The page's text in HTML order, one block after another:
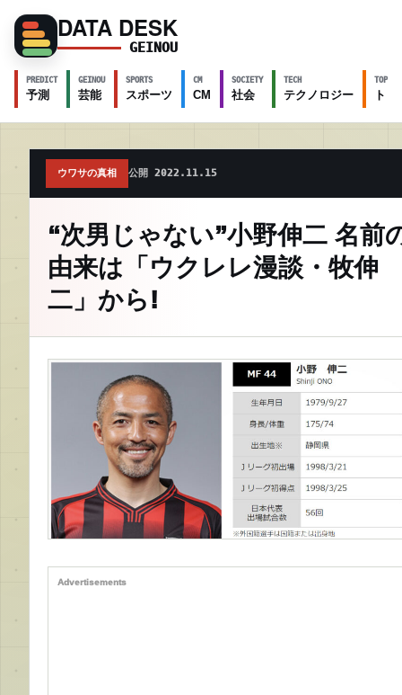
DATA DESK
GEINOU
PREDICT
予測
GEINOU
芸能
SPORTS
スポーツ
CM
CM
SOCIETY
社会
TECH
テクノロジー
TOPICS
ト
ウワサの真相 公開 2022.11.15
“次男じゃない”小野伸二 名前
由来は「ウクレレ漫談・牧伸
二」から!
Advertisements